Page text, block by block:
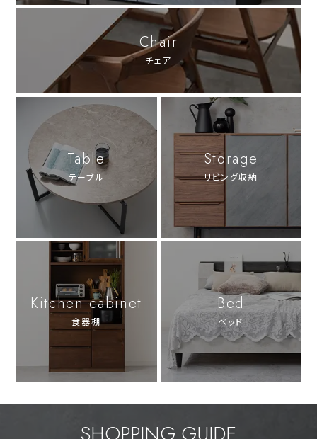
Chair
チェア
Table
テーブル
Storage
リビング収納
Kitchen cabinet
食器棚
Bed
ベッド